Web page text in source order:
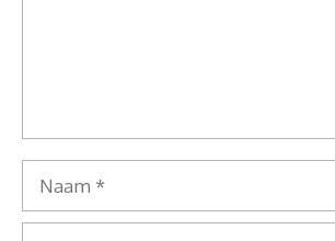
Naam